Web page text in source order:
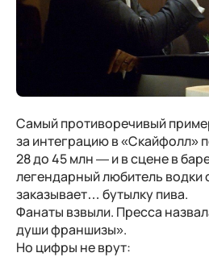
Самый противоречивый
за интеграцию в «Скайфолл»
28 до 45 млн — и в сцене в
легендарный любитель водки
заказывает… бутылку пива.
Фанаты взвыли. Пресса
души франшизы».
Но цифры не врут: